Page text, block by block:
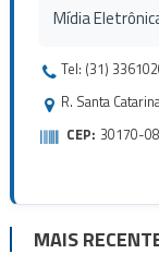
Mídia
Tel: (31)
R. Santa
CEP: 30170-
MAIS